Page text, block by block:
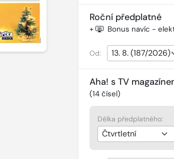
Roční předplatné
+ Bonus navíc -
Od:
Aha! s TV
(14čísel)
Délka předplatného: